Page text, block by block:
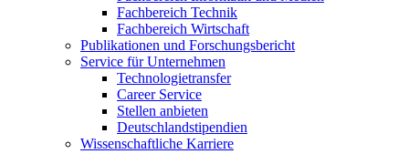
Fachbereich Technik
Fachbereich Wirtschaft
Publikationen und Forschungsbericht
Service für Unternehmen
Technologietransfer
Career Service
Stellen anbieten
Deutschlandstipendien
Wissenschaftliche Karriere